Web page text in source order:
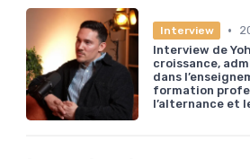
Interview •
Interview de
croissance,
dans
formation
l’alternance et